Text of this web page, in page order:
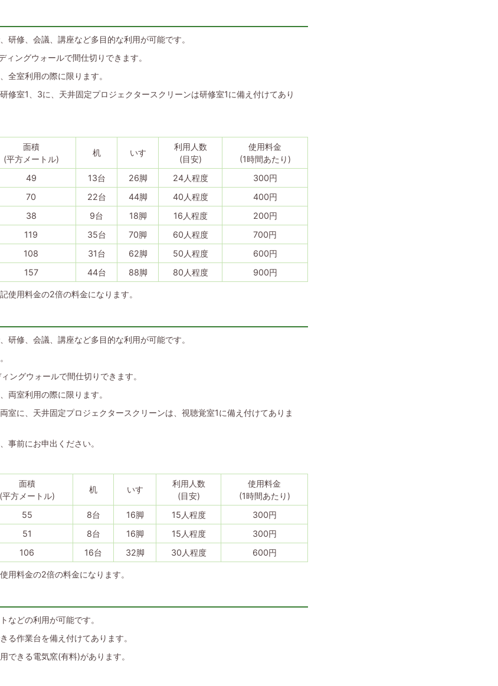
研修、会議、講座など多目的な利用が可能です。
ングウォールで間仕切りできます。
全室利用の際に限ります。
修室1、3に、天井固定プロジェクタースクリーンは研修室1に備え付けてあり
面積
(平方メートル)
机 いす
利用人数
(目安)
使用料金
(1時間あたり)
49 13台 26脚 24人程度
300円
70 22台 44脚 40人程度
400円
38 9台 18脚 16人程度
200円
119 35台 70脚 60人程度
700円
108 31台 62脚 50人程度
600円
157 44台 88脚 80人程度 900円
使用料金の2倍の料金になります。
研修、会議、講座など多目的な利用が可能です。
ングウォールで間仕切りできます。
両室利用の際に限ります。
室に、天井固定プロジェクタースクリーンは、視聴覚室1に備え付けてありま
事前にお申出ください。
面積
(平方メートル)
机 いす
利用人数
(目安)
使用料金
(1時間あたり)
55 8台 16脚 15人程度
300円
51 8台 16脚 15人程度
300円
106 16台 32脚 30人程度 600円
用料金の2倍の料金になります。
などの利用が可能です。
る作業台を備え付けてあります。
できる電気窯(有料)があります。